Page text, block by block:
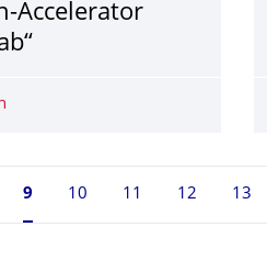
excite Summer School
Accelerator
Weiterer Schritt auf dem Weg
Seite 9, aktuell ausgewählt
9 10 11 12 13